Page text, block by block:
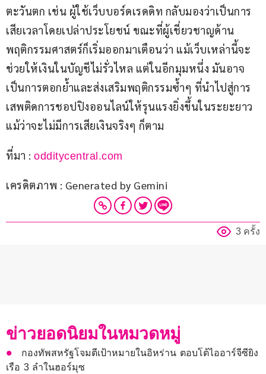
ตะวันตก เช่น ผู้ใช้เว็บบอร์ดเรดดิท กลับมองว่าเป็นการ
เสียเวลาโดยเปล่าประโยชน์ ขณะที่ผู้เชี่ยวชาญด้าน
พฤติกรรมศาสตร์ก็เริ่มออกมาเตือนว่า แม้เว็บเหล่านี้จะ
ช่วยให้เงินในบัญชีไม่รั่วไหล แต่ในอีกมุมหนึ่ง มันอาจ
เป็นการตอกย้ำและส่งเสริมพฤติกรรมซ้ำๆ ที่นำไปสู่การ
เสพติดการชอปปิงออนไลน์ให้รุนแรงยิ่งขึ้นในระยะยาว
แม้ว่าจะไม่มีการเสียเงินจริงๆ ก็ตาม
ที่มา : odditycentral.com
เครดิตภาพ : Generated by Gemini
3 ครั้ง
ข่าวยอดนิยมในหมวดหมู่
กองทัพสหรัฐโจมตีเป้าหมายในอิหร่าน ตอบโต้ไออาร์จีซียิง
เรือ 3 ลำในฮอร์มุซ